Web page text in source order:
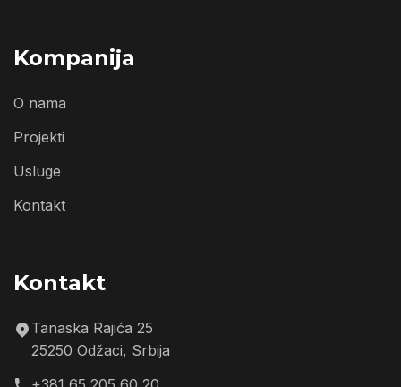
Kompanija
O nama
Projekti
Usluge
Kontakt
Kontakt
Tanaska Rajića 25
25250 Odžaci, Srbija